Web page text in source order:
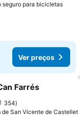
seguro para bicicletas
Ver preços
favoritos
Farrés
354
de San Vicente de Castellet